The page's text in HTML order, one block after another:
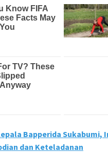
Bapperida Sukabumi,
dan Keteladanan